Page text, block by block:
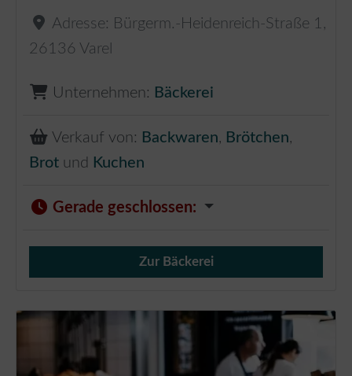
Adresse: Bürgerm.-Heidenreich-Straße 1 ,
26136 Varel
Unternehmen: Bäckerei
Verkauf von: Backwaren, Brötchen,
Brot und Kuchen
Gerade geschlossen:
Verkauf von Brötchen,
Zur Bäckerei